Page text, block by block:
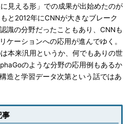
見える形」での成果が出始めたのが
と2012年にCNNが大きなブレーク
識の分野だったこともあり、CNNも
ケーションへの応用が進んでゆく。
本来汎用というか、何でもありの世
のような分野の応用例もあるか
造と学習データ次第という話ではあ
事